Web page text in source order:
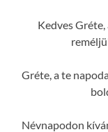
Kedves
Gréte, a te
Névnapodon